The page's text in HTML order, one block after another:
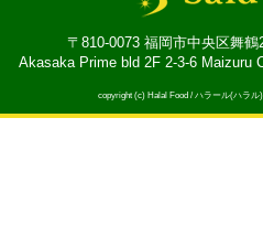
〒810-0073 福岡市中央区舞
Akasaka Prime bld 2F 2-3-6 Maizuru
copyright (c) Halal Food / ハラール(ハラル